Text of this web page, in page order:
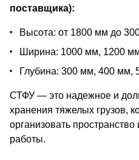
поставщика):
Высота: от 1800 мм до
Ширина: 1000 мм, 1200
Глубина: 300 мм, 400
СТФУ — это надежное и
хранения тяжелых грузов,
организовать
работы.